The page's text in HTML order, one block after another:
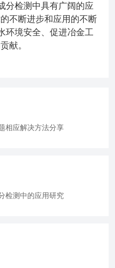
分检测中具有广阔的应
不断进步和应用的不断
环境安全、促进冶金工
献。
相应解决方法分享
检测中的应用研究